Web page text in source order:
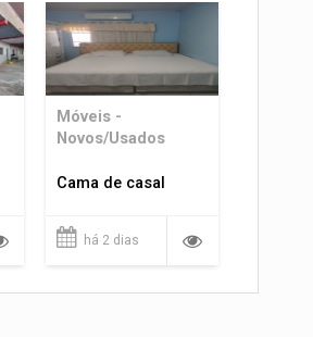
Móveis -
Novos/Usados
Cama de casal
há 2 dias